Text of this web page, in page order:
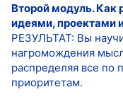
Второй модуль. Как
идеями, проектами
РЕЗУЛЬТАТ: Вы
нагромождения
распределяя все по
приоритетам.